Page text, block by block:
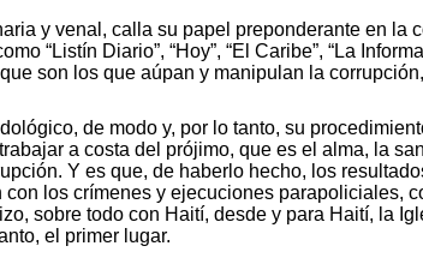
y venal, calla su papel preponderante en la
“Listín Diario”, “Hoy”, “El Caribe”, “La
son los que aúpan y manipulan la
de modo y, por lo tanto, su
a costa del prójimo, que es el alma, la
Y es que, de haberlo hecho, los
los crímenes y ejecuciones parapoliciales,
sobre todo con Haití, desde y para Haití, la
el primer lugar.